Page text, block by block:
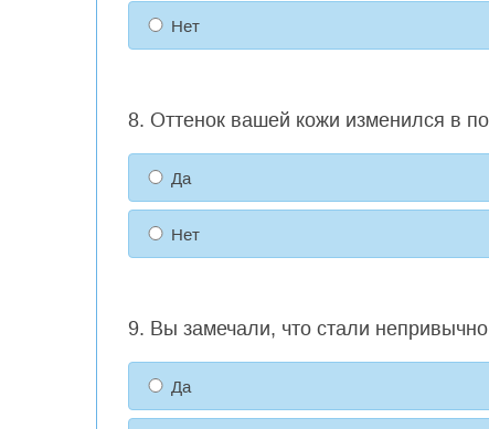
Нет
8. Оттенок вашей кожи изменился в
Да
Нет
9. Вы замечали, что стали
Да